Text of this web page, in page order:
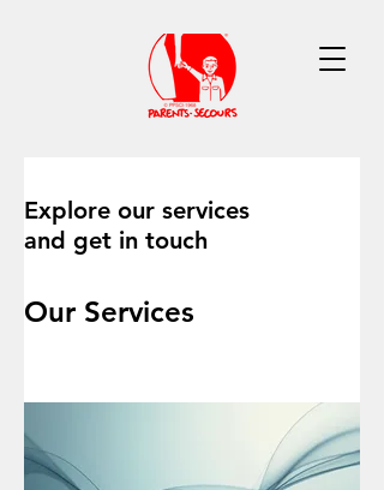
Explore our services
and get in touch
Our Services